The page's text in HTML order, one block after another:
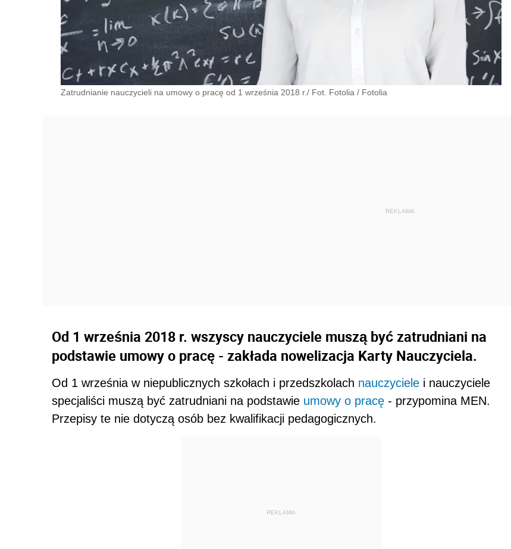
Zatrudnianie nauczycieli na umowy o pracę od 1 września 2018 r./ Fot. Fotolia / Fotolia
Od 1 września 2018 r. wszyscy nauczyciele muszą być zatrudniani na
podstawie umowy o pracę - zakłada nowelizacja Karty Nauczyciela.
Od 1 września w niepublicznych szkołach i przedszkolach nauczyciele i nauczyciele
specjaliści muszą być zatrudniani na podstawie umowy o pracę - przypomina MEN.
Przepisy te nie dotyczą osób bez kwalifikacji pedagogicznych.
REKLAMA